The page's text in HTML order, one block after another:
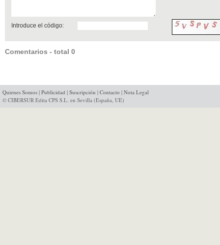
Introduce el código:
Comentarios - total 0
Quienes Somos | Publicidad | Suscripción | Contacto | Nota Legal
© CIBERSUR Edita CPS S.L. en Sevilla (España, UE)